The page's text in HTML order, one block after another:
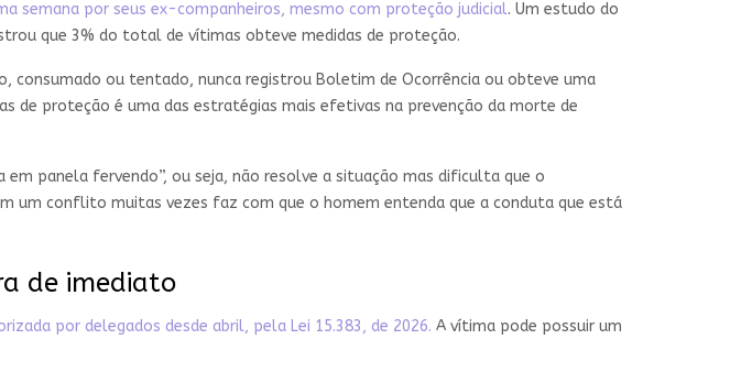
semana por seus ex-companheiros, mesmo com proteção judicial. Um estudo do
que 3% do total de vítimas obteve medidas de proteção.
consumado ou tentado, nunca registrou Boletim de Ocorrência ou obteve uma
de proteção é uma das estratégias mais efetivas na prevenção da morte de
panela fervendo”, ou seja, não resolve a situação mas dificulta que o
um conflito muitas vezes faz com que o homem entenda que a conduta que está
de imediato
por delegados desde abril, pela Lei 15.383, de 2026. A vítima pode possuir um